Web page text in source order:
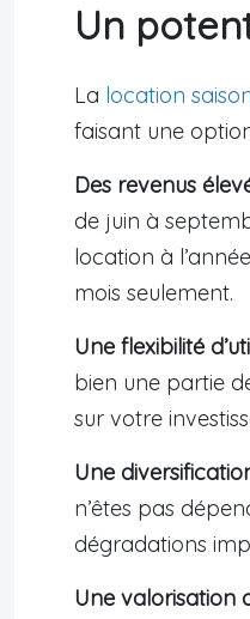
Un
La location
faisant une
Des revenus
de juin à
location à
mois seulement.
Une flexibilité
bien une partie
sur votre
Une
n’êtes pas
dégradations
Une valorisation